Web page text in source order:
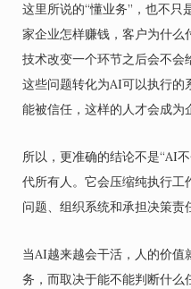
这里所说的“懂业务”，也不
家企业怎样赚钱，客户为什么
技术改变一个环节之后会不
这些问题转化为AI可以执行的
能被信任，这样的人才会成为
所以，更准确的结论不是“AI
代所有人。它会压缩纯执行工
问题、组织系统和承担决策责
当AI越来越会干活，人的价
务，而取决于能不能判断什